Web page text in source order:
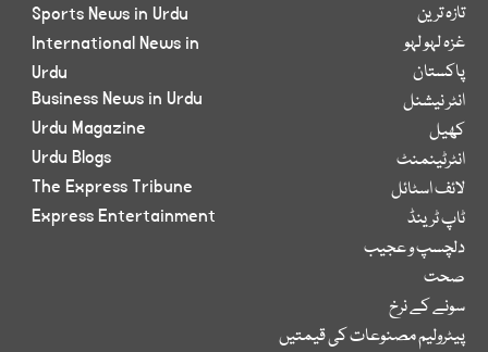
تازہ ترین
غزہ لہو لہو
پاکستان
انٹر نیشنل
کھیل
انٹرٹینمنٹ
لائف اسٹائل
ٹاپ ٹرینڈ
دلچسپ و عجیب
صحت
سونے کے نرخ
پیٹرولیم مصنوعات کی قیمتیں
Sports News in Urdu
International News in
Urdu
Business News in Urdu
Urdu Magazine
Urdu Blogs
The Express Tribune
Express Entertainment